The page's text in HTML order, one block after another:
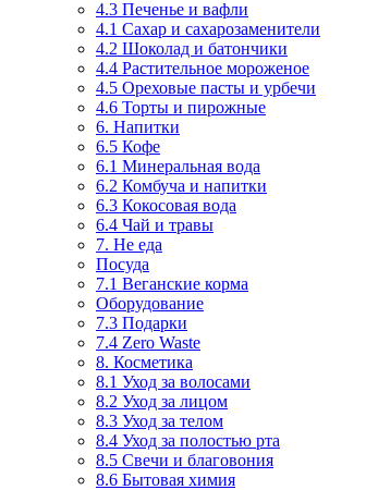
4.3 Печенье и вафли
4.1 Сахар и сахарозаменители
4.2 Шоколад и батончики
4.4 Растительное мороженое
4.5 Ореховые пасты и урбечи
4.6 Торты и пирожные
6. Напитки
6.5 Кофе
6.1 Минеральная вода
6.2 Комбуча и напитки
6.3 Кокосовая вода
6.4 Чай и травы
7. Не еда
Посуда
7.1 Веганские корма
Оборудование
7.3 Подарки
7.4 Zero Waste
8. Косметика
8.1 Уход за волосами
8.2 Уход за лицом
8.3 Уход за телом
8.4 Уход за полостью рта
8.5 Свечи и благовония
8.6 Бытовая химия